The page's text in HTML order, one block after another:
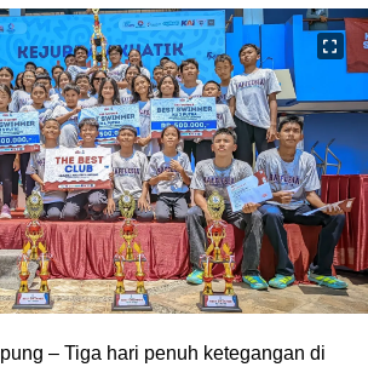
– Tiga hari penuh ketegangan di